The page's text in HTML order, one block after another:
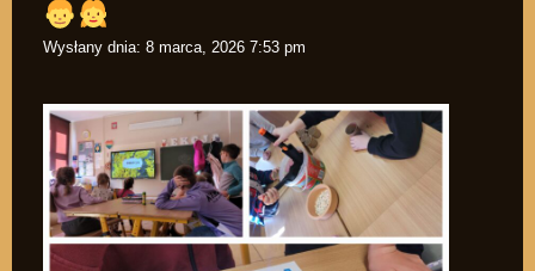
Wysłany dnia: 8 marca, 2026 7:53 pm